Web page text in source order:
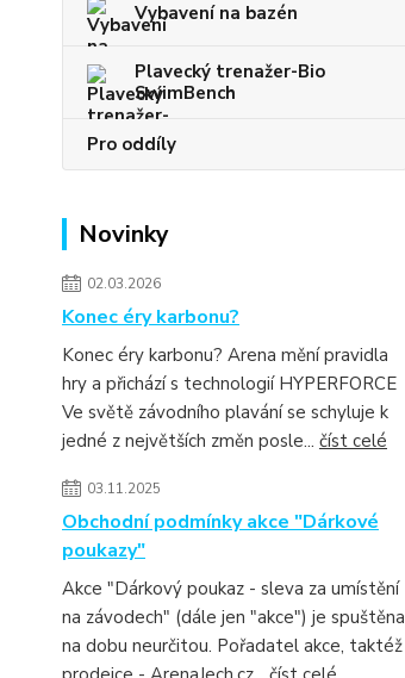
Vybavení na bazén
Plavecký trenažer-Bio
SwimBench
Pro oddíly
Novinky
02.03.2026
Konec éry karbonu?
Konec éry karbonu? Arena mění pravidla
hry a přichází s technologií HYPERFORCE
Ve světě závodního plavání se schyluje k
jedné z největších změn posle... číst celé
03.11.2025
Obchodní podmínky akce "Dárkové
poukazy"
Akce "Dárkový poukaz - sleva za umístění
na závodech" (dále jen "akce") je spuštěna
na dobu neurčitou. Pořadatel akce, taktéž